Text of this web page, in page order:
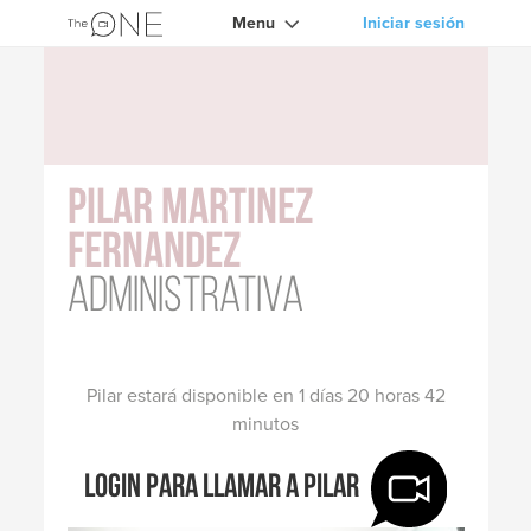
Menu Iniciar sesión
Pilar Martinez
Fernandez
Administrativa
Pilar estará disponible en 1 días 20 horas 42
minutos
Login para llamar a Pilar